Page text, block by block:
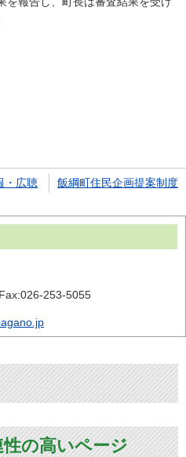
・広聴 飯綱町住民企画提案制度
Fax:026-253-5055
の高いページ